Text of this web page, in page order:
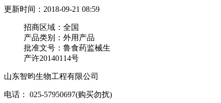
更新时间：2018-09-21 08:59
招商区域： 全国
产品类别： 外用产品
批准文号： 鲁食药监械生
产许20140114号
山东智昀生物工程有限公司
电话： 025-57950697(购买勿扰)